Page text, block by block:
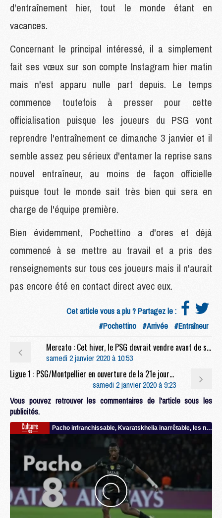
d'entraînement hier, tout le monde étant en
vacances.
Concernant le principal intéressé, il a simplement
fait ses vœux sur son compte Instagram hier matin
mais n'est apparu nulle part depuis. Le temps
commence toutefois à presser pour cette
officialisation puisque les joueurs du PSG vont
reprendre l'entraînement ce dimanche 3 janvier et il
semble assez peu sérieux d'entamer la reprise sans
nouvel entraîneur, au moins de façon officielle
puisque tout le monde sait très bien qui sera en
charge de l'équipe première.
Bien évidemment, Pochettino a d'ores et déjà
commencé à se mettre au travail et a pris des
renseignements sur tous ces joueurs mais il n'aurait
pas encore été en contact direct avec eux.
Cet article vous a plu ? Partagez le :
#Pochettino #Arrivée #Entraîneur
Mercato : Cet hiver, le PSG devrait vendre avant de se renforcer (L'E)
samedi 2 janvier 2020 à 10:53
Ligue 1 : PSG/Montpellier en ouverture de la 21e journée
samedi 2 janvier 2020 à 9:23
Vous pouvez retrouver les commentaires de l'article sous les
publicités.